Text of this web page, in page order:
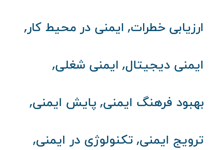
ارزیابی خطرات, ایمنی در محیط کار,
ایمنی دیجیتال, ایمنی شغلی,
بهبود فرهنگ ایمنی, پایش ایمنی,
ترویج ایمنی, تکنولوژی در ایمنی,